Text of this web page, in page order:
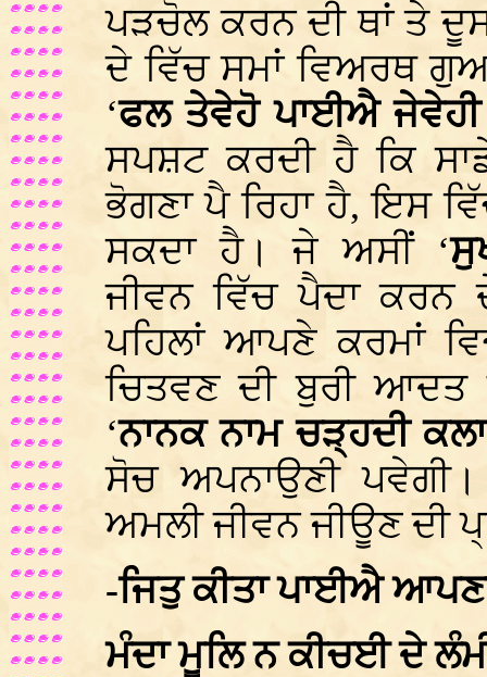
ਪੜਚੋਲ ਕਰਨ ਦੀ ਥਾਂ ਤੇ
ਦੇ ਵਿੱਚ ਸਮਾਂ ਵਿਅਰਥ
‘ਫਲ ਤੇਵੇਹੋ ਪਾਈਐ
ਸਪਸ਼ਟ ਕਰਦੀ ਹੈ ਕਿ
ਭੋਗਣਾ ਪੈ ਰਿਹਾ ਹੈ, ਇਸ
ਸਕਦਾ ਹੈ। ਜੇ ਅਸੀਂ ‘
ਜੀਵਨ ਵਿੱਚ ਪੈਦਾ ਕਰਨ
ਪਹਿਲਾਂ ਆਪਣੇ ਕਰਮਾਂ
ਚਿਤਵਣ ਦੀ ਬੁਰੀ
‘ਨਾਨਕ ਨਾਮ ਚੜ੍ਹਦੀ
ਸੋਚ ਅਪਨਾਉਣੀ
ਅਮਲੀ ਜੀਵਨ ਜੀਊਣ ਦੀ
-ਜਿਤੁ ਕੀਤਾ ਪਾਈਐ
ਮੰਦਾ ਮੂਲਿ ਨ ਕੀਚਈ ਦੇ